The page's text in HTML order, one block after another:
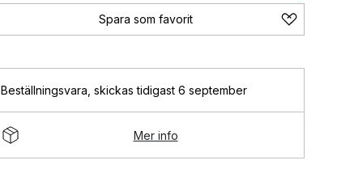
Spara som favorit
Beställningsvara skickas tidigast 6 september
Mer info